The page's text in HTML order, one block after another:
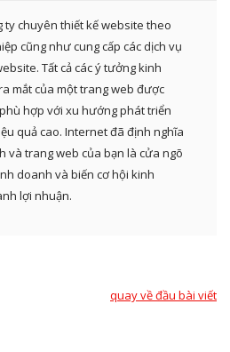
ty chuyên thiết kế website theo
cũng như cung cấp các dịch vụ
Tất cả các ý tưởng kinh
mắt của một trang web được
hợp với xu hướng phát triển
quả cao. Internet đã định nghĩa
và trang web của bạn là cửa ngõ
doanh và biến cơ hội kinh
lợi nhuận.
quay về đầu bài viết